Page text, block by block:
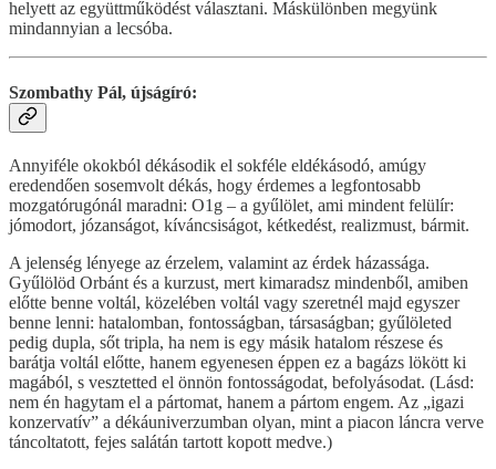
helyett az együttműködést választani. Máskülönben megyünk
mindannyian a lecsóba.
Szombathy Pál, újságíró:
Annyiféle okokból dékásodik el sokféle eldékásodó, amúgy
eredendően sosemvolt dékás, hogy érdemes a legfontosabb
mozgatórugónál maradni: O1g – a gyűlölet, ami mindent felülír:
jómodort, józanságot, kíváncsiságot, kétkedést, realizmust, bármit.
A jelenség lényege az érzelem, valamint az érdek házassága.
Gyűlölöd Orbánt és a kurzust, mert kimaradsz mindenből, amiben
előtte benne voltál, közelében voltál vagy szeretnél majd egyszer
benne lenni: hatalomban, fontosságban, társaságban; gyűlöleted
pedig dupla, sőt tripla, ha nem is egy másik hatalom részese és
barátja voltál előtte, hanem egyenesen éppen ez a bagázs lökött ki
magából, s vesztetted el önnön fontosságodat, befolyásodat. (Lásd:
nem én hagytam el a pártomat, hanem a pártom engem. Az „igazi
konzervatív” a dékáuniverzumban olyan, mint a piacon láncra verve
táncoltatott, fejes salátán tartott kopott medve.)